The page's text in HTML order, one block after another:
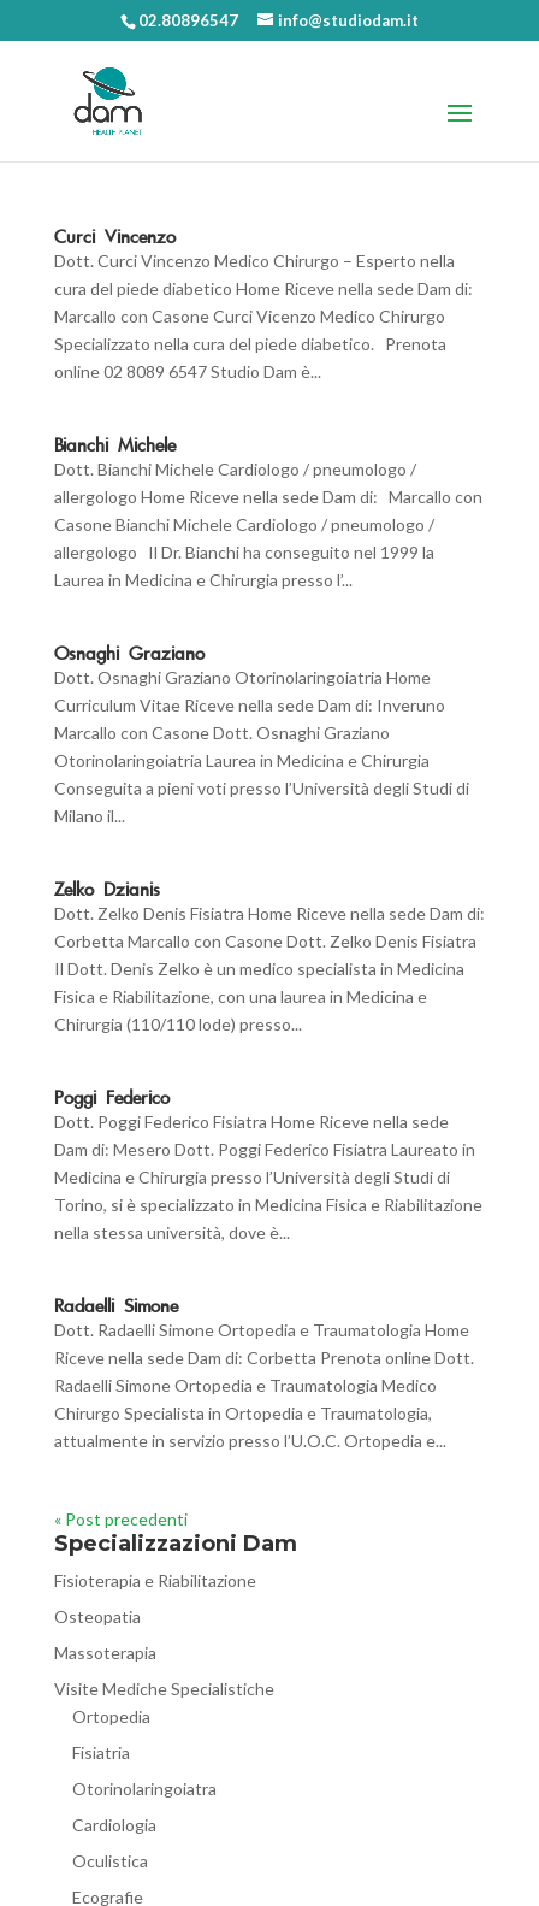
02.80896547 info@studiodam.it
Curci Vincenzo
Dott. Curci Vincenzo Medico Chirurgo – Esperto nella
cura del piede diabetico Home Riceve nella sede Dam di:
Marcallo con Casone Curci Vicenzo Medico Chirurgo
Specializzato nella cura del piede diabetico. Prenota
online 02 8089 6547 Studio Dam è...
Bianchi Michele
Dott. Bianchi Michele Cardiologo / pneumologo /
allergologo Home Riceve nella sede Dam di: Marcallo con
Casone Bianchi Michele Cardiologo / pneumologo /
allergologo Il Dr. Bianchi ha conseguito nel 1999 la
Laurea in Medicina e Chirurgia presso l’...
Osnaghi Graziano
Dott. Osnaghi Graziano Otorinolaringoiatria Home
Curriculum Vitae Riceve nella sede Dam di: Inveruno
Marcallo con Casone Dott. Osnaghi Graziano
Otorinolaringoiatria Laurea in Medicina e Chirurgia
Conseguita a pieni voti presso l’Università degli Studi di
Milano il...
Zelko Dzianis
Dott. Zelko Denis Fisiatra Home Riceve nella sede Dam di:
Corbetta Marcallo con Casone Dott. Zelko Denis Fisiatra
Il Dott. Denis Zelko è un medico specialista in Medicina
Fisica e Riabilitazione, con una laurea in Medicina e
Chirurgia (110/110 lode) presso...
Poggi Federico
Dott. Poggi Federico Fisiatra Home Riceve nella sede
Dam di: Mesero Dott. Poggi Federico Fisiatra Laureato in
Medicina e Chirurgia presso l’Università degli Studi di
Torino, si è specializzato in Medicina Fisica e Riabilitazione
nella stessa università, dove è...
Radaelli Simone
Dott. Radaelli Simone Ortopedia e Traumatologia Home
Riceve nella sede Dam di: Corbetta Prenota online Dott.
Radaelli Simone Ortopedia e Traumatologia Medico
Chirurgo Specialista in Ortopedia e Traumatologia,
attualmente in servizio presso l’U.O.C. Ortopedia e...
« Post precedenti
Specializzazioni Dam
Fisioterapia e Riabilitazione
Osteopatia
Massoterapia
Visite Mediche Specialistiche
Ortopedia
Fisiatria
Otorinolaringoiatra
Cardiologia
Oculistica
Ecografie